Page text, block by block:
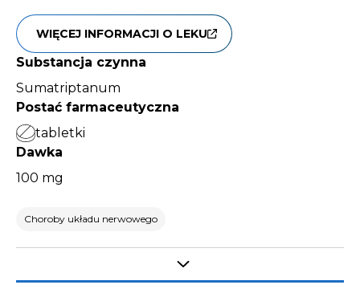
WIĘCEJ INFORMACJI O LEKU
Substancja czynna
Sumatriptanum
Postać farmaceutyczna
tabletki
Dawka
100 mg
Choroby układu nerwowego